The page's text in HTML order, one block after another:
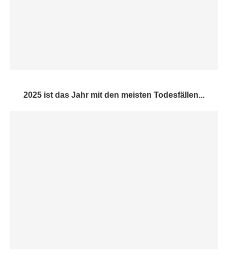
2025 ist das Jahr mit den meisten Todesfällen...